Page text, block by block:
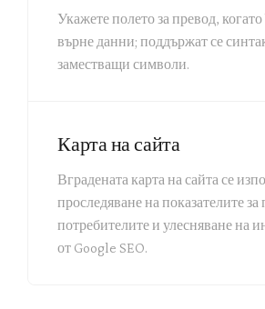
Укажете полето за превод,
върне данни; поддържат се
заместващи символи.
Карта на сайта
Вградената карта на сайта се
проследяване на показателите
потребителите и улесняване на
от Google SEO.